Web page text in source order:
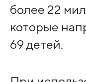
более 22
которые
69 детей.